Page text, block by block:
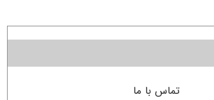
تماس با ما